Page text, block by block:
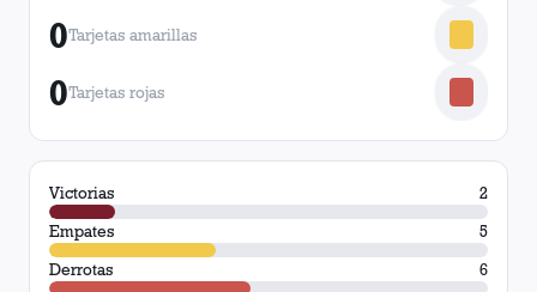
0Tarjetas amarillas
0Tarjetas rojas
Victorias
2
Empates
5
Derrotas
6